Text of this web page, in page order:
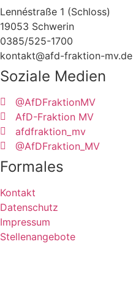
Lennéstraße 1 (Schloss)
19053 Schwerin
0385/525-1700
kontakt@afd-fraktion-mv.de
Soziale Medien
@AfDFraktionMV
AfD-Fraktion MV
afdfraktion_mv
@AfDFraktion_MV
Formales
Kontakt
Datenschutz
Impressum
Stellenangebote